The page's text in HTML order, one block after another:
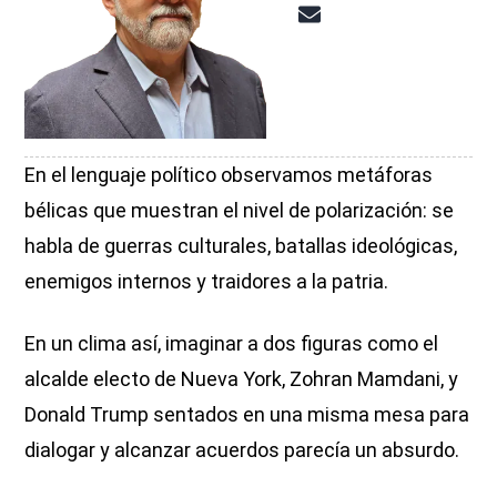
En el lenguaje político observamos metáforas
bélicas que muestran el nivel de polarización: se
habla de guerras culturales, batallas ideológicas,
enemigos internos y traidores a la patria.
En un clima así, imaginar a dos figuras como el
alcalde electo de Nueva York, Zohran Mamdani, y
Donald Trump sentados en una misma mesa para
dialogar y alcanzar acuerdos parecía un absurdo.